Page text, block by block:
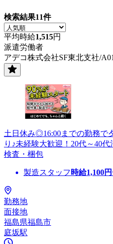
検索結果11件
平均時給1,515円
派遣労働者
アデコ株式会社SF東北支社/
土日休み◎16:00までの勤務で
り♪未経験大歓迎！20代～40
検査・梱包
製造スタッフ 時給1,100
勤務地
面接地
福島県福島市
庭坂駅